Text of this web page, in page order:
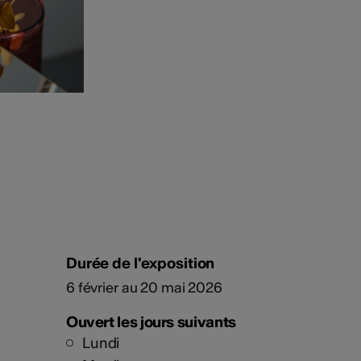
Durée de l'exposition
6 février au 20 mai 2026
Ouvert les jours suivants
Lundi